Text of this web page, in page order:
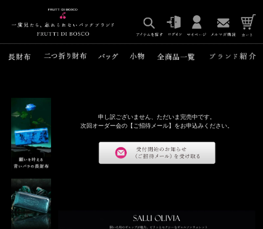
申し訳ございません、ただいま完売中です。
次回オーダー会の【ご招待メール】をお申込みください。